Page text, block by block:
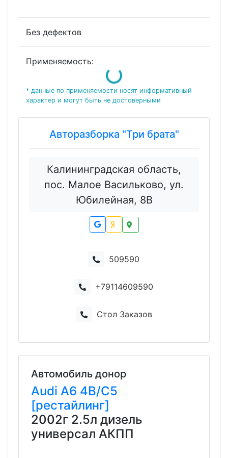
Без дефектов
Применяемость: Loading...
* данные по применяемости носят информативный
характер и могут быть не достоверными
Авторазборка "Три брата"
Калининградская область,
пос. Малое Васильково, ул.
Юбилейная, 8В
509590
+79114609590
Стол Заказов
Автомобиль донор
Audi A6 4B/C5
[рестайлинг]
2002г 2.5л дизель
универсал АКПП